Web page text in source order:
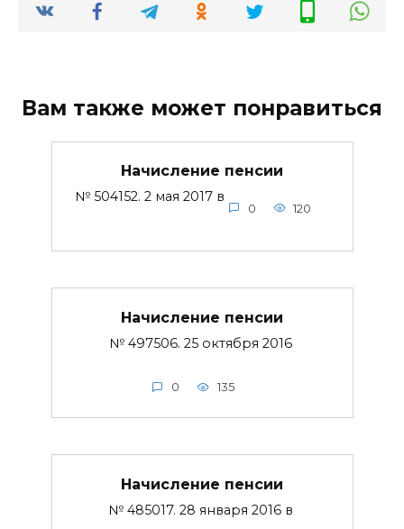
Вам также может понравиться
Начисление пенсии
№ 504152. 2 мая 2017 в
0 120
Начисление пенсии
№ 497506. 25 октября 2016
0 135
Начисление пенсии
№ 485017. 28 января 2016 в